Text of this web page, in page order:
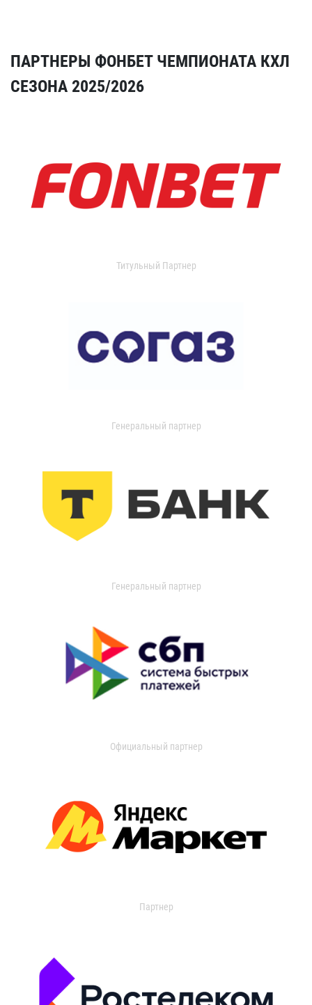
ПАРТНЕРЫ ФОНБЕТ ЧЕМПИОНАТА КХЛ
СЕЗОНА 2025/2026
Титульный Партнер
Генеральный партнер
Генеральный партнер
Официальный партнер
Партнер